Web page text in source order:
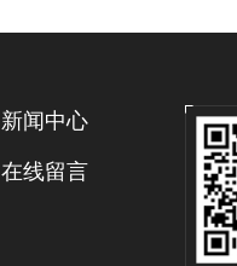
新闻中心
在线留言